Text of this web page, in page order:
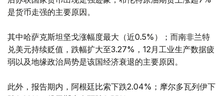
是货币走强的主要原因。
其中哈萨克斯坦坚戈涨幅度最大（近0.5%）；而南非兰特
兑美元持续贬值，跌幅扩大至3.27%，12月工业生产数据疲
弱以及地缘政治局势是该国经济衰退的主要原因。
此外，报告期内，阿根廷比索下跌2.04%；摩尔多瓦列伊下